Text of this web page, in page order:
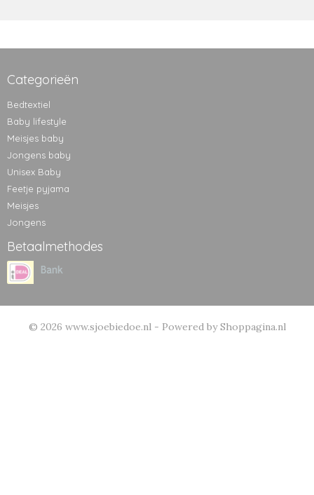
Categorieën
Bedtextiel
Baby lifestyle
Meisjes baby
Jongens baby
Unisex Baby
Feetje pyjama
Meisjes
Jongens
Betaalmethodes
© 2026 www.sjoebiedoe.nl - Powered by Shoppagina.nl